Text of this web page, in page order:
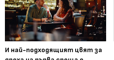
И най-подходящият цвят за